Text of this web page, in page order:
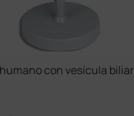
con vesícula biliar